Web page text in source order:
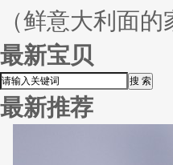
（鲜意大利面的
最新宝贝
最新推荐